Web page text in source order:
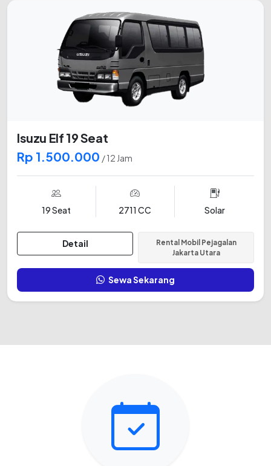
Isuzu Elf 19 Seat
Rp 1.500.000 / 12 Jam
19 Seat 2711 CC Solar
Detail
Rental Mobil Pejagalan
Jakarta Utara
Sewa Sekarang